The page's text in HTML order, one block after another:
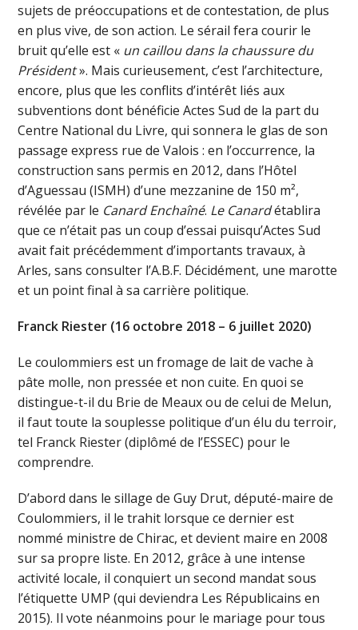
sujets de préoccupations et de contestation, de plus
en plus vive, de son action. Le sérail fera courir le
bruit qu’elle est « un caillou dans la chaussure du
Président». Mais curieusement, c’est l’architecture,
encore, plus que les conflits d’intérêt liés aux
subventions dont bénéficie Actes Sud de la part du
Centre National du Livre, qui sonnera le glas de son
passage express rue de Valois : en l’occurrence, la
construction sans permis en 2012, dans l’Hôtel
d’Aguessau (ISMH) d’une mezzanine de 150 m²,
révélée par le Canard Enchaîné. Le Canardétablira
que ce n’était pas un coup d’essai puisqu’Actes Sud
avait fait précédemment d’importants travaux, à
Arles, sans consulter l’A.B.F. Décidément, une marotte
et un point final à sa carrière politique.
Franck Riester (16 octobre 2018 – 6 juillet 2020)
Le coulommiers est un fromage de lait de vache à
pâte molle, non pressée et non cuite. En quoi se
distingue-t-il du Brie de Meaux ou de celui de Melun,
il faut toute la souplesse politique d’un élu du terroir,
tel Franck Riester (diplômé de l’ESSEC) pour le
comprendre.
D’abord dans le sillage de Guy Drut, député-maire de
Coulommiers, il le trahit lorsque ce dernier est
nommé ministre de Chirac, et devient maire en 2008
sur sa propre liste. En 2012, grâce à une intense
activité locale, il conquiert un second mandat sous
l’étiquette UMP (qui deviendra Les Républicains en
2015). Il vote néanmoins pour le mariage pour tous